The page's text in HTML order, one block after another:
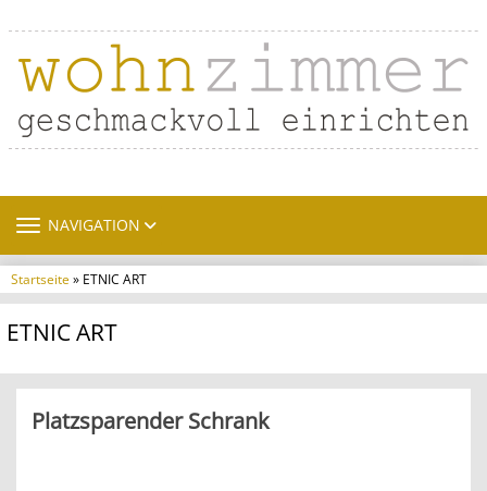
TOGGLE NAVIGATION
NAVIGATION
Startseite» ETNIC ART
ETNIC ART
Platzsparender Schrank